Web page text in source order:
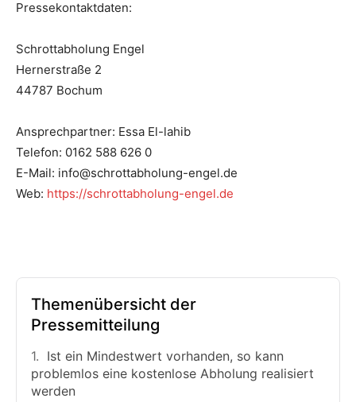
Pressekontaktdaten:
Schrottabholung Engel
Hernerstraße 2
44787 Bochum
Ansprechpartner: Essa El-lahib
Telefon: 0162 588 626 0
E-Mail: info@schrottabholung-engel.de
Web: https://schrottabholung-engel.de
Themenübersicht der
Pressemitteilung
Ist ein Mindestwert vorhanden, so kann
problemlos eine kostenlose Abholung realisiert
werden